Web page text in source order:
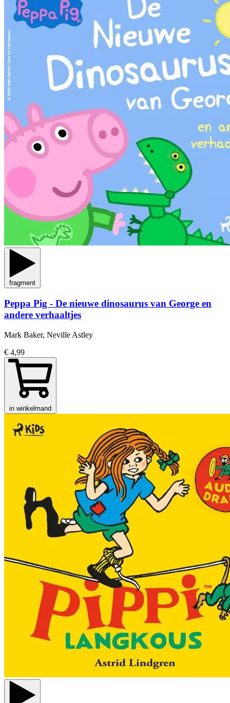
fragment
Peppa Pig - De nieuwe dinosaurus van George en
andere verhaaltjes
Mark Baker, Neville Astley
€ 4,99
in winkelmand